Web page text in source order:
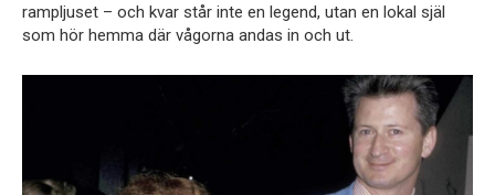
rampljuset – och kvar står inte en legend, utan en lokal själ
som hör hemma där vågorna andas in och ut.